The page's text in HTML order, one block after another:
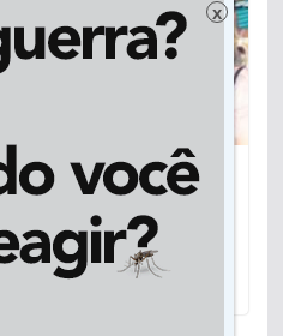
de Rondonópolis
Bengala Verde
x